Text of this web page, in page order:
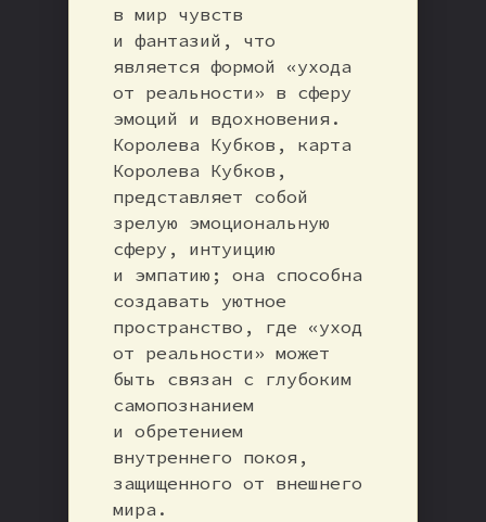
в мир чувств
и фантазий, что
является формой «ухода
от реальности» в сферу
эмоций и вдохновения.
Королева Кубков, карта
Королева Кубков,
представляет собой
зрелую эмоциональную
сферу, интуицию
и эмпатию; она способна
создавать уютное
пространство, где «уход
от реальности» может
быть связан с глубоким
самопознанием
и обретением
внутреннего покоя,
защищенного от внешнего
мира.